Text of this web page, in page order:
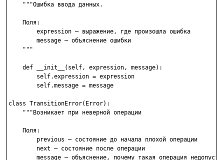
    """Ошибка ввода данных.
    Поля:
        expression – выражение, где произошла ошибка
        message – объяснение ошибки
    """
    def __init__(self, expression, message):
        self.expression = expression
        self.message = message
class TransitionError(Error):
    """Возникает при неверной операции
    Поля:
        previous – состояние до начала плохой операции
        next – состояние после операции
message – объяснение, почему такая операция